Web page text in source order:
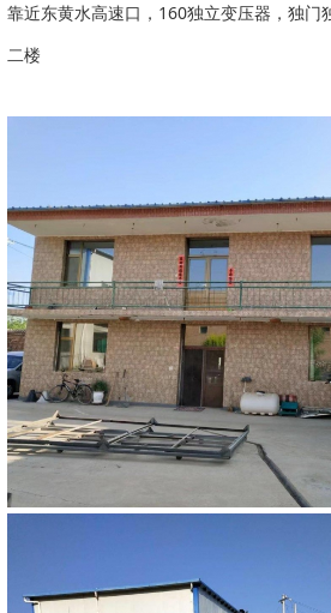
靠近东黄水高速口，160独立变压器，独门
二楼